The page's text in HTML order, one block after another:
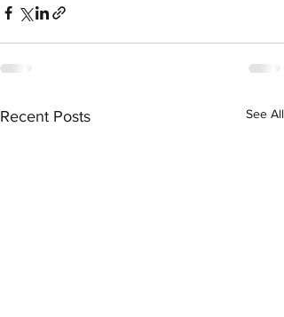
Recent Posts See All